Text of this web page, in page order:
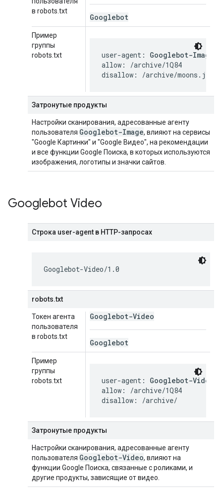
в robots.txt
Googlebot
Пример
группы
robots.txt
user-agent: Googlebot-Image
allow: /archive/1Q84
disallow: /archive/moons.jpg
Затронутые продукты
Настройки сканирования, адресованные агенту
пользователя Googlebot-Image, влияют на сервисы
"Google Картинки" и "Google Видео", на рекомендации
и все функции Google Поиска, в которых используются
изображения, логотипы и значки сайтов.
Googlebot Video
Строка user-agent в HTTP-запросах
Googlebot-Video/1.0
robots.txt
Токен агента
пользователя
в robots.txt
Googlebot-Video
Googlebot
Пример
группы
robots.txt
user-agent: Googlebot-Video
allow: /archive/1Q84
disallow: /archive/
Затронутые продукты
Настройки сканирования, адресованные агенту
пользователя Googlebot-Video, влияют на
функции Google Поиска, связанные с роликами, и
другие продукты, зависящие от видео.